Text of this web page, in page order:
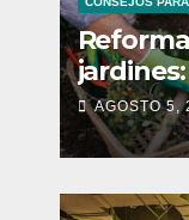
unAGOSTO 5,